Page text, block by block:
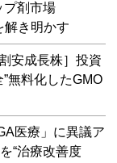
プ剤市場
解き明かす
安成長株］投資
無料化したGMO
医療」に異議ア
“治療改善度